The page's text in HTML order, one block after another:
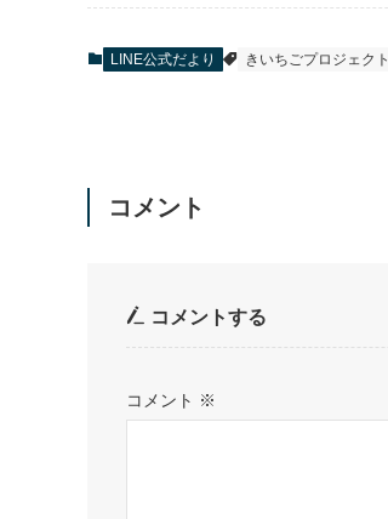
LINE公式だより きいちごプロジェクト
コメント
コメントする
コメント ※